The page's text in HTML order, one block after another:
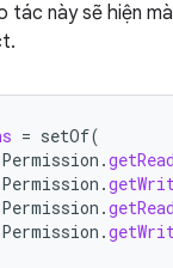
tác này sẽ hiện
= setOf(
.
.
.
.